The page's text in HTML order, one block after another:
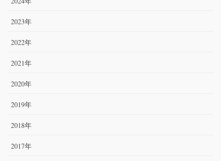
2023年
2022年
2021年
2020年
2019年
2018年
2017年